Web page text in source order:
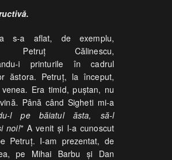
s-a aflat, de exemplu,
Petruț Călinescu,
i printurile în cadrul
ăstora. Petruț, la început,
Era timid, puștan, nu
Până când Sigheti mi-a
l pe băiatul ăsta, să-l
noi!" A venit și l-a cunoscut
Petruț. I-am prezentat, de
pe Mihai Barbu și Dan